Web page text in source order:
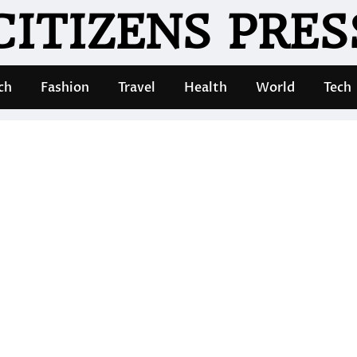
Fashion Travel Health World Tech